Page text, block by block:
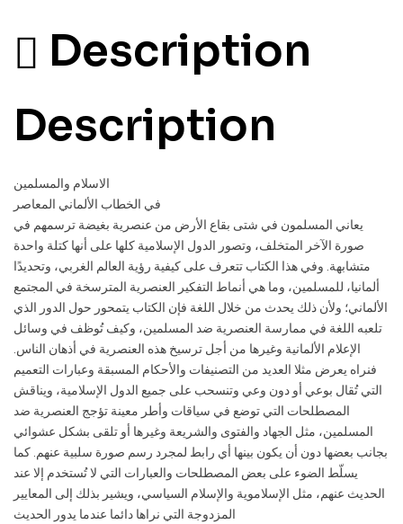
Description
Description
الاسلام والمسلمين
في الخطاب الألماني المعاصر
يعاني المسلمون في شتى بقاع الأرض من عنصرية بغيضة ترسمهم في
صورة الآخر المتخلف، وتصور الدول الإسلامية كلها على أنها كتلة واحدة
متشابهة. وفي هذا الكتاب تتعرف على كيفية رؤية العالم الغربي، وتحديدًا
ألمانيا، للمسلمين، وما هي أنماط التفكير العنصرية المترسخة في المجتمع
الألماني؛ ولأن ذلك يحدث من خلال اللغة فإن الكتاب يتمحور حول الدور الذي
تلعبه اللغة في ممارسة العنصرية ضد المسلمين، وكيف تُوظف في وسائل
الإعلام الألمانية وغيرها من أجل ترسيخ هذه العنصرية في أذهان الناس.
فنراه يعرض مثلا العديد من التصنيفات والأحكام المسبقة وعبارات التعميم
التي تُقال بوعي أو دون وعي وتنسحب على جميع الدول الإسلامية، ويناقش
المصطلحات التي توضع في سياقات وأطر معينة تؤجج العنصرية ضد
المسلمين، مثل الجهاد والفتوى والشريعة وغيرها أو تلقى بشكل عشوائي
بجانب بعضها دون أن يكون بينها أي رابط لمجرد رسم صورة سلبية عنهم. كما
يسلّط الضوء على بعض المصطلحات والعبارات التي لا تُستخدم إلا عند
الحديث عنهم، مثل الإسلاموية والإسلام السياسي، ويشير بذلك إلى المعايير
المزدوجة التي نراها دائما عندما يدور الحديث